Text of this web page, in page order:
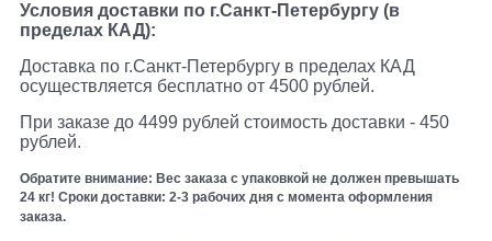
Условия доставки по г.Санкт-Петербургу (в
пределах КАД):
Доставка по г.Санкт-Петербургу в пределах КАД
осуществляется бесплатно от 4500 рублей.
При заказе до 4499 рублей стоимость доставки - 450
рублей.
Обратите внимание: Вес заказа с упаковкой не должен превышать
24 кг! Сроки доставки: 2-3 рабочих дня с момента оформления
заказа.